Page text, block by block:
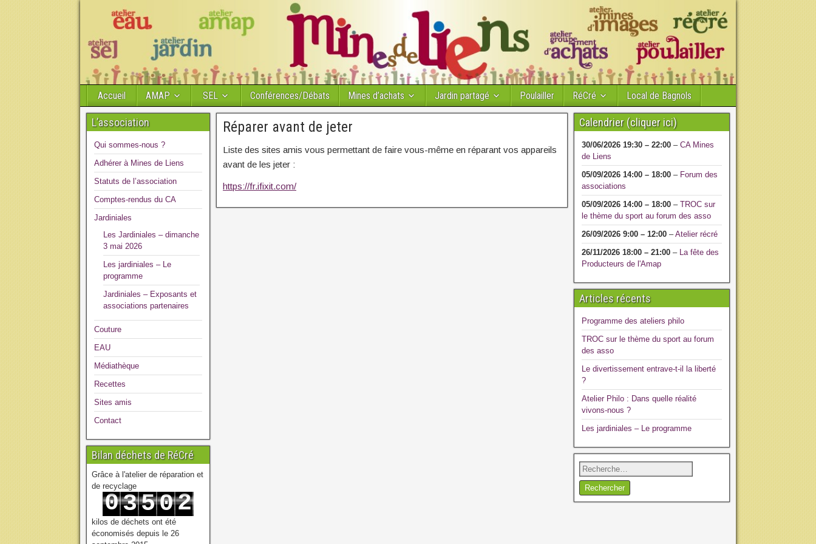
Accueil AMAP SEL Conférences/Débats Mines d’achats Jardin partagé Poulailler RéCré Local de Bagnols
Réparer avant de jeter
Liste des sites amis vous permettant de faire vous-même en réparant vos appareils
avant de les jeter :
https://fr.ifixit.com/
L’association
Qui sommes-nous ?
Adhérer à Mines de Liens
Statuts de l’association
Comptes-rendus du CA
Jardiniales
Les Jardiniales – dimanche
3 mai 2026
Les jardiniales – Le
programme
Jardiniales – Exposants et
associations partenaires
Couture
EAU
Médiathèque
Recettes
Sites amis
Contact
Bilan déchets de RéCré
Grâce à l'atelier de réparation et
de recyclage
0
1
3
4
5
6
0
1
2
3
kilos de déchets ont été
économisés depuis le 26
Calendrier (cliquer ici)
30/06/2026 19:30 – 22:00 – CA Mines
de Liens
05/09/2026 14:00 – 18:00 – Forum des
associations
05/09/2026 14:00 – 18:00 – TROC sur
le thème du sport au forum des asso
26/09/2026 9:00 – 12:00 –Atelier récré
26/11/2026 18:00 – 21:00 – La fête des
Producteurs de l'Amap
Articles récents
Programme des ateliers philo
TROC sur le thème du sport au forum
des asso
Le divertissement entrave-t-il la liberté
?
Atelier Philo : Dans quelle réalité
vivons-nous ?
Les jardiniales – Le programme